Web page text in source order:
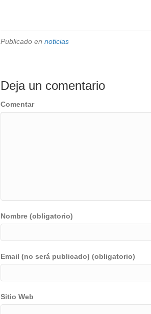
Publicado en noticias
Deja un comentario
Comentar
Nombre (obligatorio)
Email (no será publicado) (obligatorio)
Sitio Web